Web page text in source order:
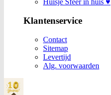
Huisje Sfeer in huis ♥
Klantenservice
Contact
Sitemap
Levertijd
Alg. voorwaarden